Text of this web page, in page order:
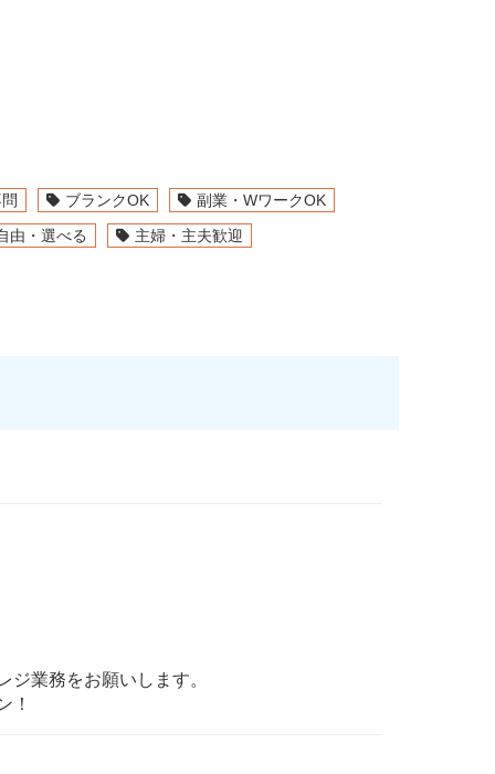
ブランクOK
副業・WワークOK
由・選べる
主婦・主夫歓迎
ジ業務をお願いします。
！